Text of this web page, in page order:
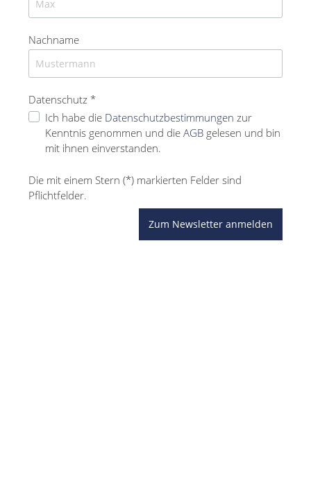
Nachname
Datenschutz *
Ich habe die Datenschutzbestimmungen zur
Kenntnis genommen und die AGB gelesen und bin
mit ihnen einverstanden.
Die mit einem Stern (*) markierten Felder sind
Pflichtfelder.
Zum Newsletter anmelden